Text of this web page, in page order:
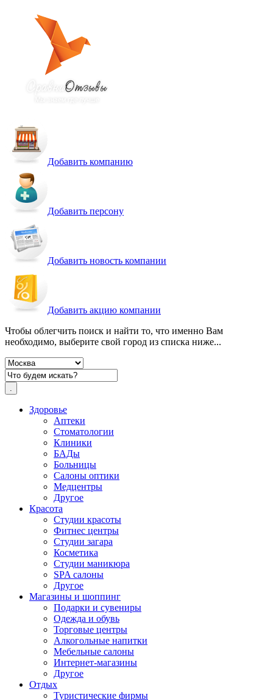
Добавить компанию
Добавить персону
Добавить новость компании
Добавить акцию компании
Чтобы облегчить поиск и найти то, что именно Вам
необходимо, выберите свой город из списка ниже...
Здоровье
Аптеки
Стоматологии
Клиники
БАДы
Больницы
Салоны оптики
Медцентры
Другое
Красота
Студии красоты
Фитнес центры
Студии загара
Косметика
Студии маникюра
SPA салоны
Другое
Магазины и шоппинг
Подарки и сувениры
Одежда и обувь
Торговые центры
Алкогольные напитки
Мебельные салоны
Интернет-магазины
Другое
Отдых
Туристические фирмы